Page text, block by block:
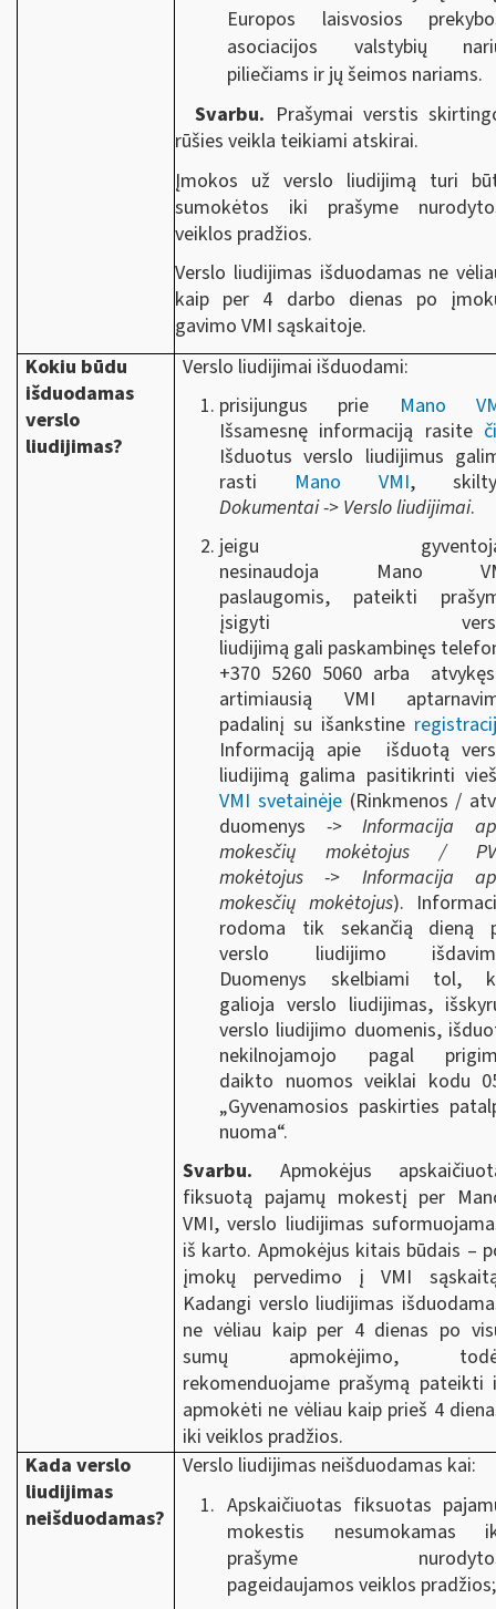
Europos laisvosios
asociacijos valstybių
piliečiams ir jų šeimos nariams.
Svarbu. Prašymai verstis
rūšies veikla teikiami atskirai.
Įmokos už verslo liudijimą turi
sumokėtos iki prašyme
veiklos pradžios.
Verslo liudijimas išduodamas ne
kaip per 4 darbo dienas po
gavimo VMI sąskaitoje.
Kokiu būdu
išduodamas
verslo
liudijimas?
Verslo liudijimai išduodami:
prisijungus prie Mano
Išsamesnę informaciją rasite
Išduotus verslo liudijimus
rasti Mano VMI,
Dokumentai-> Verslo liudijimai.
jeigu
nesinaudoja Mano
paslaugomis, pateikti
įsigyti
liudijimą gali paskambinęs
+370 5260 5060 arba
artimiausią VMI
padalinį su išankstine
Informaciją apie išduotą
liudijimą galima pasitikrinti
VMI svetainėje(Rinkmenos /
duomenys
->
Informacija
mokesčių mokėtojus /
mokėtojus->
Informacija
mokesčių mokėtojus).
rodoma tik sekančią dieną
verslo liudijimo
Duomenys skelbiami tol,
galioja verslo liudijimas,
verslo liudijimo duomenis,
nekilnojamojo pagal
daikto nuomos veiklai kodu
„Gyvenamosios paskirties
nuoma“.
Svarbu. Apmokėjus
fiksuotą pajamų mokestį per
VMI, verslo liudijimas
iš karto. Apmokėjus kitais būdais –
įmokų pervedimo į VMI
Kadangi verslo liudijimas
ne vėliau kaip per 4 dienas po
sumų apmokėjimo,
rekomenduojame prašymą pateikti
apmokėti ne vėliau kaip prieš 4
iki veiklos pradžios.
Kada verslo
liudijimas
neišduodamas?
Verslo liudijimas neišduodamas kai:
Apskaičiuotas fiksuotas
mokestis nesumokamas
prašyme
pageidaujamos veiklos pradžios;